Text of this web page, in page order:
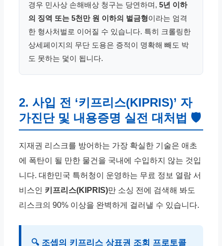
경우 민사상 손해배상 청구는 당연하며, 5년 이하
의 징역 또는 5천만 원 이하의 벌금형이라는 엄격
한 형사처벌로 이어질 수 있습니다. 특히 크롤링한
상세페이지의 무단 도용은 증적이 명확해 빼도 박
도 못하는 덫이 됩니다.
2. 사입 전 ‘키프리스(KIPRIS)’ 자
가진단 및 내용증명 실전 대처법 🛡
지재권 리스크를 방어하는 가장 확실한 기술은 애초
에 폭탄이 될 만한 물건을 국내에 수입하지 않는 것입
니다. 대한민국 특허청이 운영하는 무료 정보 열람 서
비스인 키프리스(KIPRIS)만 소싱 전에 검색해 봐도
리스크의 90% 이상을 완벽하게 걸러낼 수 있습니다.
🔍 조셉의 키프리스 상표권 조회 프로토콜